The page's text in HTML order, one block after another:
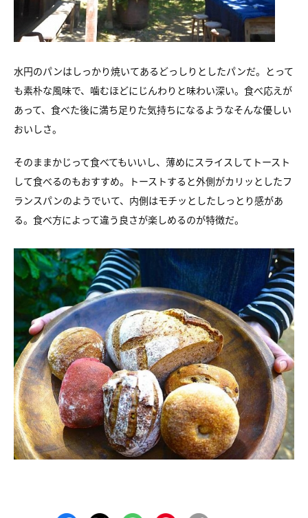
水円のパンはしっかり焼いてあるどっしりとしたパンだ。 とって
も素朴な風味で、噛むほどにじんわりと味わい深い。 食べ応えが
あって、食べた後に満ち足りた気持ちになるようなそんな優しい
おいしさ。
そのままかじって食べてもいいし、 薄めにスライスしてトースト
して食べるのもおすすめ。
トーストすると外側がカリッとしたフ
ランスパンのようでいて、 内側はモチッとしたしっとり感があ
る。 食べ方によって違う良さが楽しめるのが特徴だ。